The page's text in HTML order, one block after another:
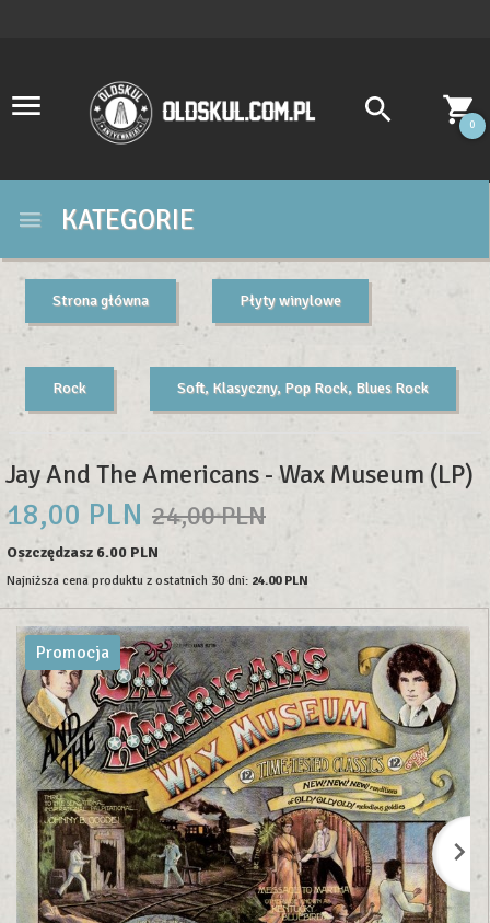
0
KATEGORIE
Strona główna Płyty winylowe
Rock Soft, Klasyczny, Pop Rock, Blues Rock
Jay And The Americans - Wax Museum (LP)
18,00 PLN 24,00 PLN
Oszczędzasz 6.00 PLN
Najniższa cena produktu z ostatnich 30 dni: 24.00 PLN
Promocja